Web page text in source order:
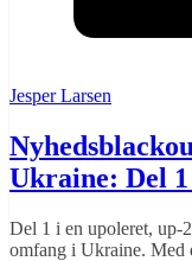
Jesper Larsen
Ukraine: Del
Del 1 i en upoleret, up-
omfang i Ukraine. Med